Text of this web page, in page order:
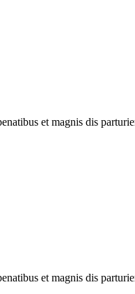
et magnis dis
et magnis dis